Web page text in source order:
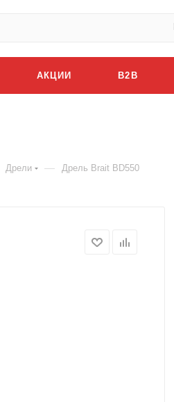
АКЦИИ B2B
Дрели — Дрель Brait BD550